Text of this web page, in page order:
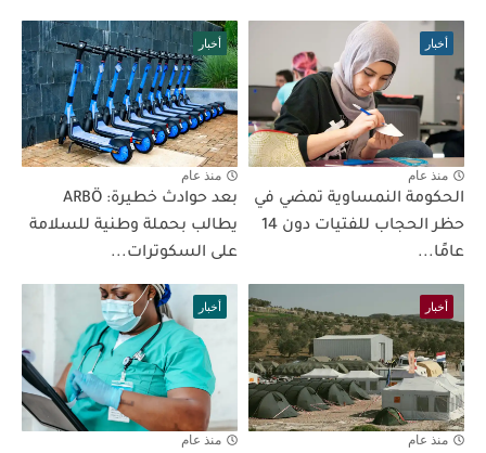
أخبار
منذ عام
الحكومة النمساوية تمضي في
حظر الحجاب للفتيات دون 14
عامًا...
أخبار
منذ عام
بعد حوادث خطيرة: ARBÖ
يطالب بحملة وطنية للسلامة
على السكوترات...
أخبار
منذ عام
أخبار
منذ عام